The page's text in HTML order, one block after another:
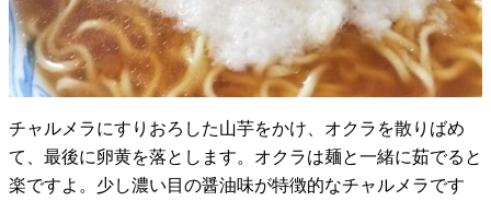
チャルメラにすりおろした山芋をかけ、オクラを散りばめ
て、最後に卵黄を落とします。オクラは麺と一緒に茹でると
楽ですよ。少し濃い目の醤油味が特徴的なチャルメラです